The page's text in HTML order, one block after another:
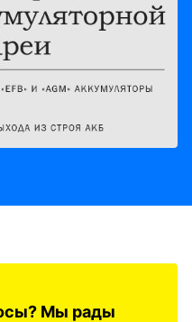
Мы рады